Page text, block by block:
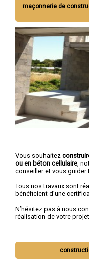
maçonnerie de
Vous souhaitez
ou en béton cellulaire ,
conseiller et vous guider
Tous nos travaux sont
bénéficient d’une
N’hésitez pas à nous
réalisation de votre